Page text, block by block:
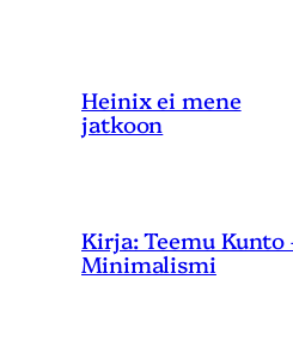
Heinix ei mene
jatkoon
Kirja: Teemu Kunto
Minimalismi